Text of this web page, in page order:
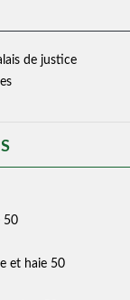
de justice
50
et haie 50